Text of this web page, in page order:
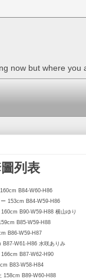
now but where you
列表
B84-W60-H86
153cm B84-W59-H86
B90-W59-H88 横山ゆり
B85-W59-H88
B86-W59-H87
B87-W61-H86 水咲ありみ
B87-W62-H90
B83-W58-H84
158cm B89-W60-H88